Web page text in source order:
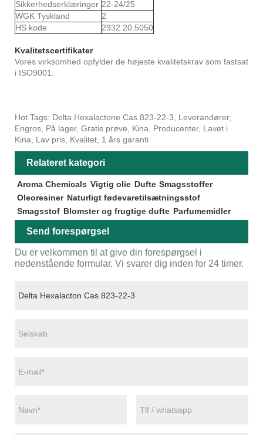
Sikkerhedserklæringer 22-24/25
WGK Tyskland
2
HS kode
2932.20.5050
Kvalitetscertifikater
Vores virksomhed opfylder de højeste kvalitetskrav som fastsat
i ISO9001.
Hot Tags: Delta Hexalactone Cas 823-22-3, Leverandører,
Engros, På lager, Gratis prøve, Kina, Producenter, Lavet i
Kina, Lav pris, Kvalitet, 1 års garanti
Relateret kategori
Aroma Chemicals Vigtig olie Dufte Smagsstoffer
Oleoresiner Naturligt fødevaretilsætningsstof
Smagsstof Blomster og frugtige dufte Parfumemidler
Send forespørgsel
Du er velkommen til at give din forespørgsel i
nedenstående formular. Vi svarer dig inden for 24 timer.